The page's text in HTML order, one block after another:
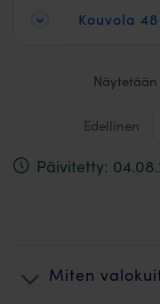
Kouvola 48
Näytetään
Edellinen
Päivitetty:
Miten